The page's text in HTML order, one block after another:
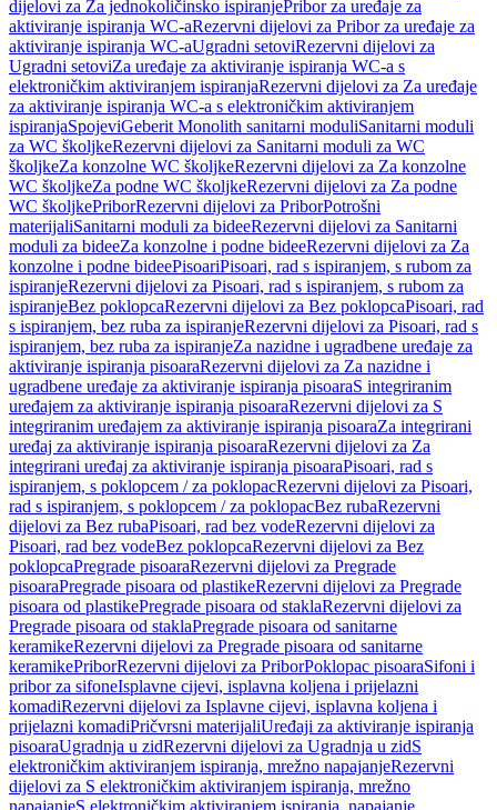
dijelovi za Za jednokoličinsko ispiranjePribor za uređaje za
aktiviranje ispiranja WC-aRezervni dijelovi za Pribor za uređaje za
aktiviranje ispiranja WC-aUgradni setoviRezervni dijelovi za
Ugradni setoviZa uređaje za aktiviranje ispiranja WC-a s
elektroničkim aktiviranjem ispiranjaRezervni dijelovi za Za uređaje
za aktiviranje ispiranja WC-a s elektroničkim aktiviranjem
ispiranjaSpojeviGeberit Monolith sanitarni moduliSanitarni moduli
za WC školjkeRezervni dijelovi za Sanitarni moduli za WC
školjkeZa konzolne WC školjkeRezervni dijelovi za Za konzolne
WC školjkeZa podne WC školjkeRezervni dijelovi za Za podne
WC školjkePriborRezervni dijelovi za PriborPotrošni
materijaliSanitarni moduli za bideeRezervni dijelovi za Sanitarni
moduli za bideeZa konzolne i podne bideeRezervni dijelovi za Za
konzolne i podne bideePisoariPisoari, rad s ispiranjem, s rubom za
ispiranjeRezervni dijelovi za Pisoari, rad s ispiranjem, s rubom za
ispiranjeBez poklopcaRezervni dijelovi za Bez poklopcaPisoari, rad
s ispiranjem, bez ruba za ispiranjeRezervni dijelovi za Pisoari, rad s
ispiranjem, bez ruba za ispiranjeZa nazidne i ugradbene uređaje za
aktiviranje ispiranja pisoaraRezervni dijelovi za Za nazidne i
ugradbene uređaje za aktiviranje ispiranja pisoaraS integriranim
uređajem za aktiviranje ispiranja pisoaraRezervni dijelovi za S
integriranim uređajem za aktiviranje ispiranja pisoaraZa integrirani
uređaj za aktiviranje ispiranja pisoaraRezervni dijelovi za Za
integrirani uređaj za aktiviranje ispiranja pisoaraPisoari, rad s
ispiranjem, s poklopcem / za poklopacRezervni dijelovi za Pisoari,
rad s ispiranjem, s poklopcem / za poklopacBez rubaRezervni
dijelovi za Bez rubaPisoari, rad bez vodeRezervni dijelovi za
Pisoari, rad bez vodeBez poklopcaRezervni dijelovi za Bez
poklopcaPregrade pisoaraRezervni dijelovi za Pregrade
pisoaraPregrade pisoara od plastikeRezervni dijelovi za Pregrade
pisoara od plastikePregrade pisoara od staklaRezervni dijelovi za
Pregrade pisoara od staklaPregrade pisoara od sanitarne
keramikeRezervni dijelovi za Pregrade pisoara od sanitarne
keramikePriborRezervni dijelovi za PriborPoklopac pisoaraSifoni i
pribor za sifoneIsplavne cijevi, isplavna koljena i prijelazni
komadiRezervni dijelovi za Isplavne cijevi, isplavna koljena i
prijelazni komadiPričvrsni materijaliUređaji za aktiviranje ispiranja
pisoaraUgradnja u zidRezervni dijelovi za Ugradnja u zidS
elektroničkim aktiviranjem ispiranja, mrežno napajanjeRezervni
dijelovi za S elektroničkim aktiviranjem ispiranja, mrežno
napajanjeS elektroničkim aktiviranjem ispiranja, napajanje